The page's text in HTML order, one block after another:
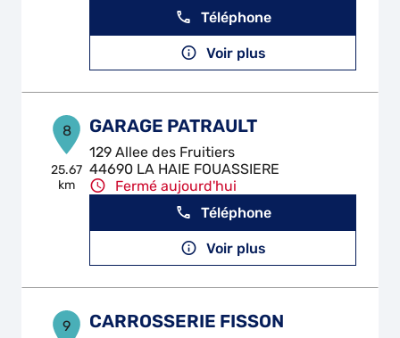
Téléphone
Voir plus
8
25.67
km
GARAGE PATRAULT
129 Allee des Fruitiers
44690 LA HAIE FOUASSIERE
Fermé aujourd'hui
Téléphone
Voir plus
9 CARROSSERIE FISSON